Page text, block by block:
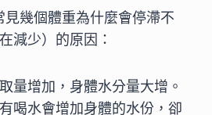
見幾個體重為什麼會停滯不
減少）的原因：
量增加，身體水分量大增。
喝水會增加身體的水份，卻